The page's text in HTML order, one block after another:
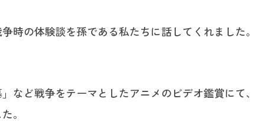
時の体験談を孫である私たちに話してくれました。
など戦争をテーマとしたアニメのビデオ鑑賞にて、
。